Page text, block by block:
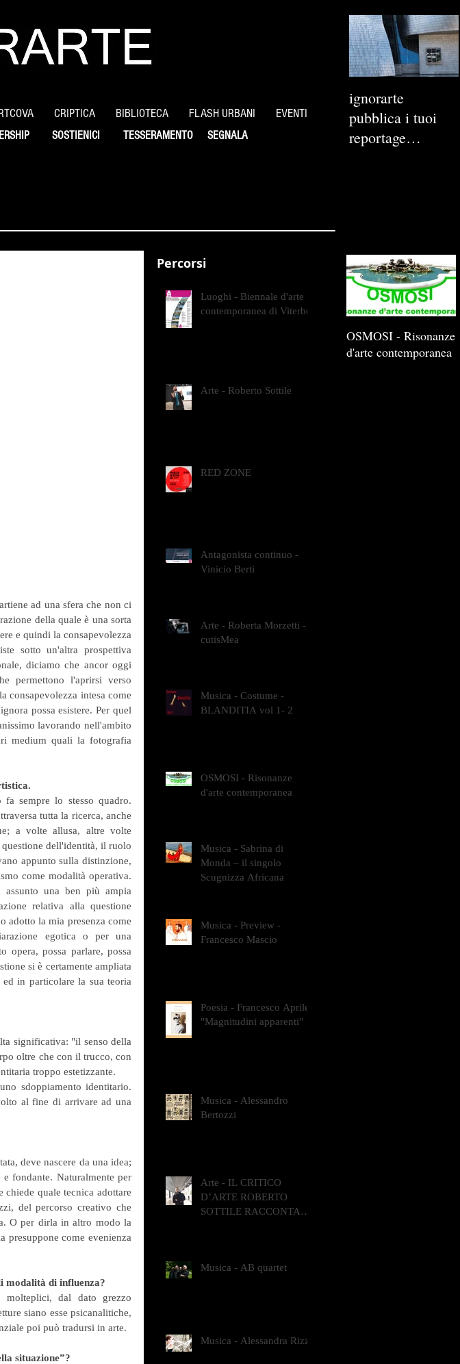
CRIPTICA BIBLIOTECA FLASH URBANI EVENTI
SOSTIENICI SEGNALA
TESSERAMENTO
ignorarte
pubblica i tuoi
reportage
ad una sfera che non ci
della quale è una sorta
e quindi la consapevolezza
sotto un'altra prospettiva
diciamo che ancor oggi
permettono l'aprirsi verso
consapevolezza intesa come
possa esistere. Per quel
lavorando nell'ambito
medium quali la fotografia
sempre lo stesso quadro.
tutta la ricerca, anche
a volte allusa, altre volte
dell'identità, il ruolo
appunto sulla distinzione,
come modalità operativa.
una ben più ampia
relativa alla questione
adotto la mia presenza come
egotica o per una
opera, possa parlare, possa
si è certamente ampliata
in particolare la sua teoria
significativa: "il senso della
oltre che con il trucco, con
troppo estetizzante.
sdoppiamento identitario.
al fine di arrivare ad una
deve nascere da una idea;
fondante. Naturalmente per
chiede quale tecnica adottare
del percorso creativo che
O per dirla in altro modo la
presuppone come evenienza
modalità di influenza?
dal dato grezzo
siano esse psicanalitiche,
poi può tradursi in arte.
situazione”?
Percorsi
Luoghi - Biennale d'arte
contemporanea di Viterbo
Arte - Roberto Sottile
RED ZONE
Antagonista continuo -
Vinicio Berti
Arte - Roberta Morzetti -
cutisMea
Musica - Costume -
BLANDITIA vol 1- 2
OSMOSI - Risonanze
d'arte contemporanea
Musica - Sabrina di
Monda – il singolo
Scugnizza Africana
Musica - Preview -
Francesco Mascio
Poesia - Francesco Aprile -
"Magnitudini apparenti"
Musica - Alessandro
Bertozzi
Arte - IL CRITICO
D’ARTE ROBERTO
SOTTILE RACCONTA
Musica - AB quartet
Musica - Alessandra Rizzo
OSMOSI - Risonanze
d'arte contemporanea